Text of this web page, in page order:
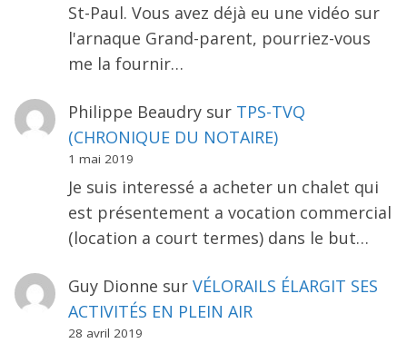
St-Paul. Vous avez déjà eu une vidéo sur
l'arnaque Grand-parent, pourriez-vous
me la fournir…
Philippe Beaudrysur TPS-TVQ
(CHRONIQUE DU NOTAIRE)
1 mai 2019
Je suis interessé a acheter un chalet qui
est présentement a vocation commercial
(location a court termes) dans le but…
Guy Dionne sur VÉLORAILS ÉLARGIT SES
ACTIVITÉS EN PLEIN AIR
28 avril 2019